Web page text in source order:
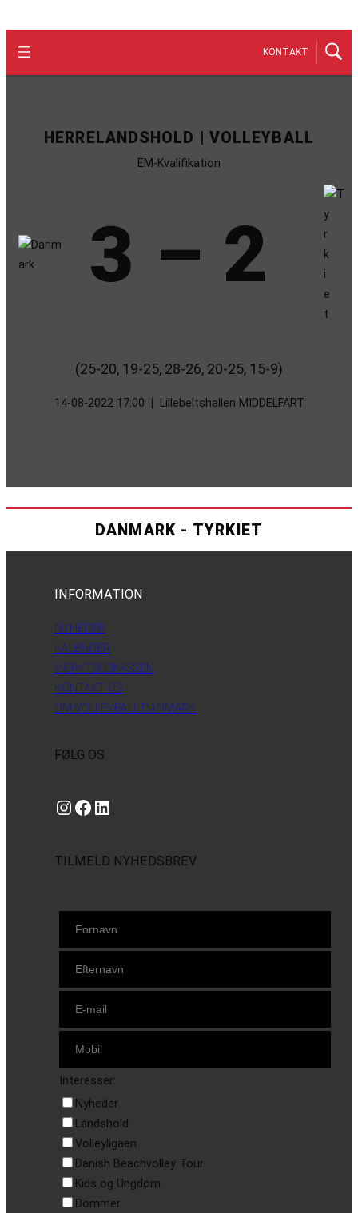
KONTAKT
HERRELANDSHOLD | VOLLEYBALL
EM-Kvalifikation
3 – 2
(25-20, 19-25, 28-26, 20-25, 15-9)
14-08-2022 17:00 Lillebeltshallen MIDDELFART
DANMARK - TYRKIET
INFORMATION
NYHEDER
KALENDER
VÆRKTØJSKASSEN
KONTAKT OS
OM VOLLEYBALL DANMARK
FØLG OS
Instagram https://www.facebook.com/danishbeachvolleytour LinkedIn
TILMELD NYHEDSBREV
Interesser:
Nyheder
Landshold
Volleyligaen
Danish Beachvolley Tour
Kids og Ungdom
Dommer